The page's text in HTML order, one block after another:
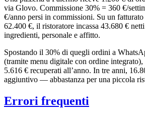
via Glovo. Commissione 30% = 360 €/
€/anno persi in commissioni. Su un
62.400 €, il ristoratore incassa 43.680 €
ingredienti, personale e affitto.
Spostando il 30% di quegli ordini a
(tramite menu digitale con ordine integrato),
5.616 € recuperati all’anno. In tre anni,
aggiuntivo — abbastanza per una piccola
Errori frequenti